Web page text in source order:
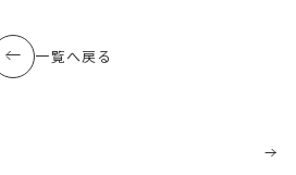
一覧へ戻る